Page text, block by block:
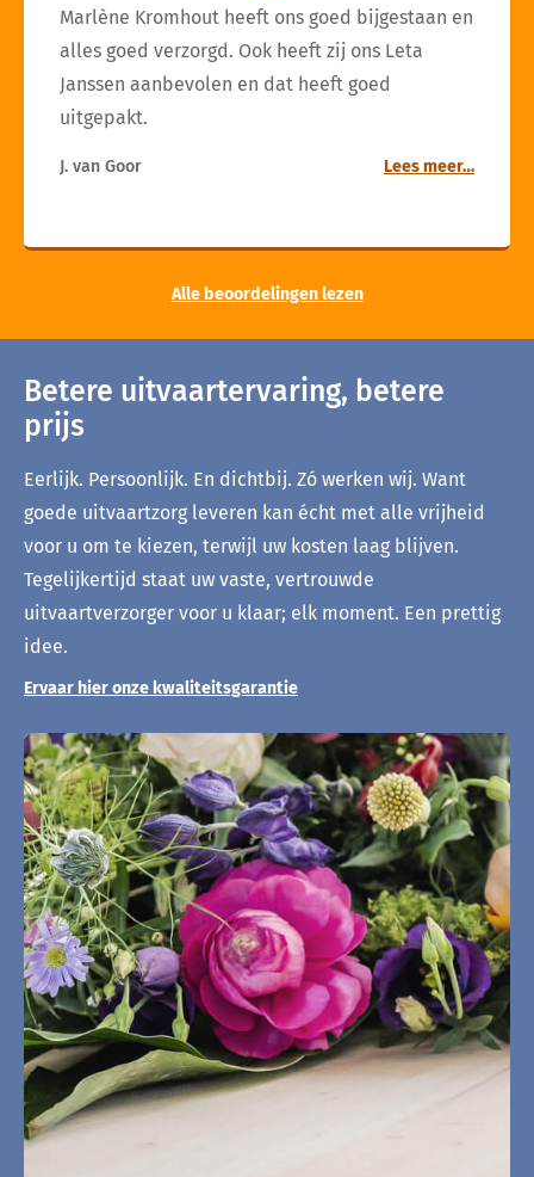
Marlène Kromhout heeft ons goed bijgestaan en
alles goed verzorgd. Ook heeft zij ons Leta
Janssen aanbevolen en dat heeft goed
uitgepakt.
J. van Goor Lees meer…
Alle beoordelingen lezen
Betere uitvaartervaring, betere
prijs
Eerlijk. Persoonlijk. En dichtbij. Zó werken wij. Want
goede uitvaartzorg leveren kan écht met alle vrijheid
voor u om te kiezen, terwijl uw kosten laag blijven.
Tegelijkertijd staat uw vaste, vertrouwde
uitvaartverzorger voor u klaar; elk moment. Een prettig
idee.
Ervaar hier onze kwaliteitsgarantie